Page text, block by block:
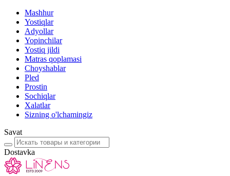
Mashhur
Yostiqlar
Adyollar
Yopinchilar
Yostiq jildi
Matras qoplamasi
Choyshablar
Pled
Prostin
Sochiqlar
Xalatlar
Sizning o'lchamingiz
Savat
Dostavka